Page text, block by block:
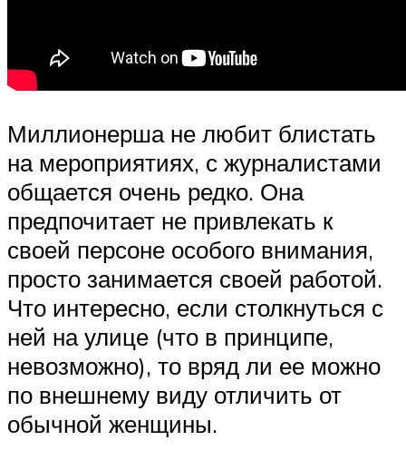
Миллионерша не любит блистать
на мероприятиях, с журналистами
общается очень редко. Она
предпочитает не привлекать к
своей персоне особого внимания,
просто занимается своей работой.
Что интересно, если столкнуться с
ней на улице (что в принципе,
невозможно), то вряд ли ее можно
по внешнему виду отличить от
обычной женщины.